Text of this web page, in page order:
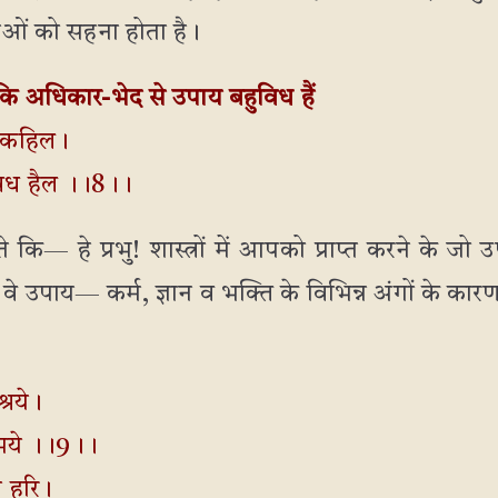
को सहना होता है।
अधिकार-भेद से उपाय बहुविध हैं
कहिल।
हैल ।।8।।
कि— हे प्रभु! शास्त्रों में आपको प्राप्त करने के
उपाय— कर्म, ज्ञान व भक्ति के विभिन्न अंगों के
।।9।।